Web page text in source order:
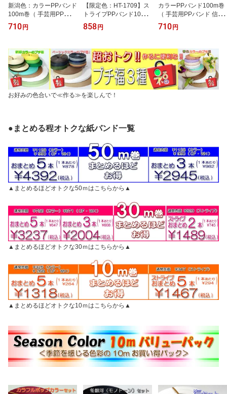
新潟色：カラーPPバンド
100m巻（ 手芸用PPバン
ド 信越工業製 プラかご
バッグ ）*新潟カラー*プ
ンド手芸にも最適！
710 円
【限定色：HT-1709】ス
トライプPPバンド100m
巻（ 手芸用PPバンド 信
越工業製 プラかごバッグ
トストライプ☆プラカゴ
バッグ作り、PPバンド手
芸にも最適！
858 円
カラーPPバンド100m巻
（ 手芸用PPバンド 信越
工業製 プラかごバッグ
）●ワインレッド●プラカ
手芸にも最適！
710 円
お好みの色合いで≪作る≫を楽しんで！
●まとめる程オトクな紙バンド一覧
▲まとめるほどオトクな50ｍはこちらから▲
▲まとめるほどオトクな30ｍはこちらから▲
▲まとめるほどオトクな10ｍはこちらから▲